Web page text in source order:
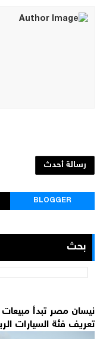
رسالة أحدث
BLOGGER
بحث
نيسان مصر تبدأ مبيعات
تعريف فئة السيارات